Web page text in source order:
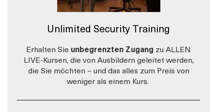
Unlimited Security Training
Erhalten Sie unbegrenzten Zugang zu ALLEN
LIVE-Kursen, die von Ausbildern geleitet werden,
die Sie möchten – und das alles zum Preis von
weniger als einem Kurs.